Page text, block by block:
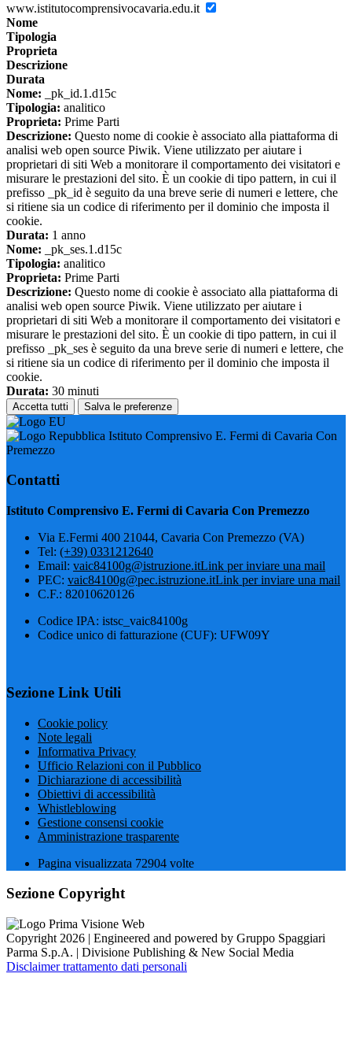
www.istitutocomprensivocavaria.edu.it
Nome
Tipologia
Proprieta
Descrizione
Durata
Nome: _pk_id.1.d15c
Tipologia: analitico
Proprieta: Prime Parti
Descrizione: Questo nome di cookie è associato alla piattaforma di
analisi web open source Piwik. Viene utilizzato per aiutare i
proprietari di siti Web a monitorare il comportamento dei visitatori e
misurare le prestazioni del sito. È un cookie di tipo pattern, in cui il
prefisso _pk_id è seguito da una breve serie di numeri e lettere, che
si ritiene sia un codice di riferimento per il dominio che imposta il
cookie.
Durata: 1 anno
Nome: _pk_ses.1.d15c
Tipologia: analitico
Proprieta: Prime Parti
Descrizione: Questo nome di cookie è associato alla piattaforma di
analisi web open source Piwik. Viene utilizzato per aiutare i
proprietari di siti Web a monitorare il comportamento dei visitatori e
misurare le prestazioni del sito. È un cookie di tipo pattern, in cui il
prefisso _pk_ses è seguito da una breve serie di numeri e lettere, che
si ritiene sia un codice di riferimento per il dominio che imposta il
cookie.
Durata: 30 minuti
Accetta tutti Salva le preferenze
Istituto Comprensivo E. Fermi di Cavaria Con
Premezzo
Contatti
Istituto Comprensivo E. Fermi di Cavaria Con Premezzo
Via E.Fermi 400 21044, Cavaria Con Premezzo (VA)
Tel: (+39) 0331212640
Email: vaic84100g@istruzione.itLink per inviare una mail
PEC: vaic84100g@pec.istruzione.itLink per inviare una mail
C.F.: 82010620126
Codice IPA: istsc_vaic84100g
Codice unico di fatturazione (CUF): UFW09Y
Sezione Link Utili
Cookie policy
Note legali
Informativa Privacy
Ufficio Relazioni con il Pubblico
Dichiarazione di accessibilità
Obiettivi di accessibilità
Whistleblowing
Gestione consensi cookie
Amministrazione trasparente
Pagina visualizzata 72904 volte
Sezione Copyright
Copyright 2026 | Engineered and powered by Gruppo Spaggiari
Parma S.p.A. | Divisione Publishing & New Social Media
Disclaimer trattamento dati personali